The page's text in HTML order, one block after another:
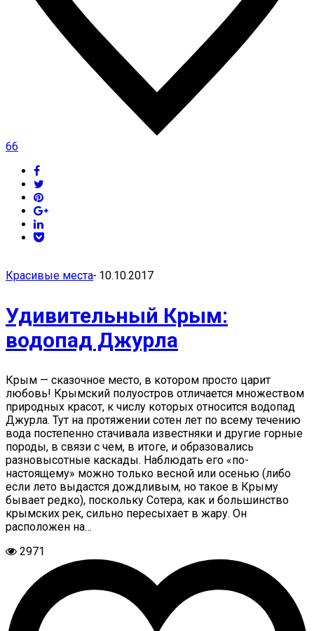
66
Красивые места- 10.10.2017
Удивительный Крым:
водопад Джурла
Крым — сказочное место, в котором просто царит
любовь! Крымский полуостров отличается множеством
природных красот, к числу которых относится водопад
Джурла. Тут на протяжении сотен лет по всему течению
вода постепенно стачивала известняки и другие горные
породы, в связи с чем, в итоге, и образовались
разновысотные каскады. Наблюдать его «по-
настоящему» можно только весной или осенью (либо
если лето выдастся дождливым, но такое в Крыму
бывает редко), поскольку Сотера, как и большинство
крымских рек, сильно пересыхает в жару. Он
расположен на…
2971